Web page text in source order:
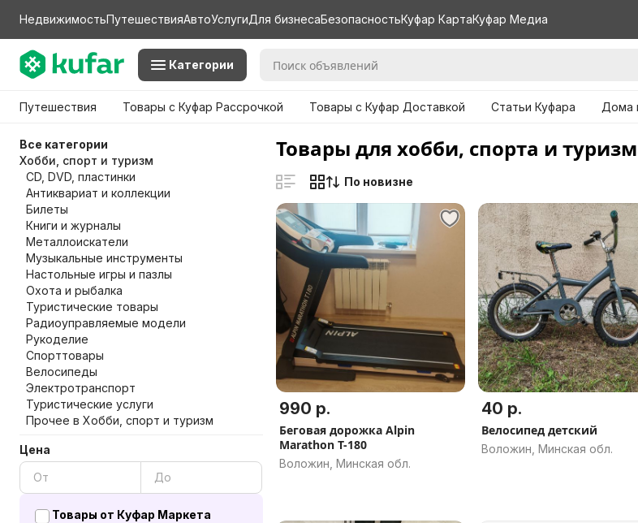
НедвижимостьПутешествияАвтоУслугиДля бизнесаБезопасностьКуфар КартаКуфар Медиа
Категории
Путешествия Товары с Куфар Рассрочкой Товары с Куфар Доставкой Статьи Куфара Дома
Все категории
Хобби, спорт и туризм
CD, DVD, пластинки
Антиквариат и коллекции
Билеты
Книги и журналы
Металлоискатели
Музыкальные инструменты
Настольные игры и пазлы
Охота и рыбалка
Туристические товары
Радиоуправляемые модели
Рукоделие
Спорттовары
Велосипеды
Электротранспорт
Туристические услуги
Прочее в Хобби, спорт и туризм
Цена
Товары от Куфар Маркета
Товары для хобби, спорта и
По новизне
990 р.
Беговая дорожка Alpin
Marathon T-180
Воложин, Минская обл.
40 р.
Велосипед детский
Воложин, Минская обл.